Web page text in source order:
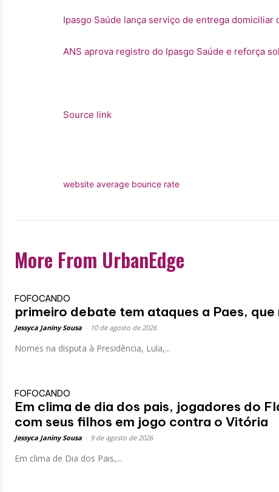
Ipasgo Saúde lança serviço de entrega domiciliar
ANS aprova registro do Ipasgo Saúde e reforça
Source link
website average bounce rate
More From UrbanEdge
FOFOCANDO
primeiro debate tem ataques a Paes,
Jessyca Janiny Sousa 10 de agosto de 2026
Nomes na disputa à Presidência, Lula,...
FOFOCANDO
Em clima de dia dos pais, jogadores do
com seus filhos em jogo contra o Vitória
Jessyca Janiny Sousa 9 de agosto de 2026
Em clima de Dia dos Pais,...